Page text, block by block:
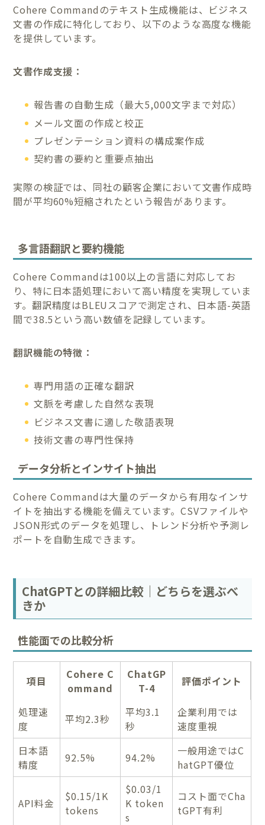
Cohere Commandのテキスト生成機能は、ビジネス
文書の作成に特化しており、以下のような高度な機能
を提供しています。
文書作成支援：
報告書の自動生成（最大5,000文字まで対応）
メール文面の作成と校正
プレゼンテーション資料の構成案作成
契約書の要約と重要点抽出
実際の検証では、同社の顧客企業において文書作成時
間が平均60%短縮されたという報告があります。
多言語翻訳と要約機能
Cohere Commandは100以上の言語に対応してお
り、特に日本語処理において高い精度を実現していま
す。翻訳精度はBLEUスコアで測定され、日本語-英語
間で38.5という高い数値を記録しています。
翻訳機能の特徴：
専門用語の正確な翻訳
文脈を考慮した自然な表現
ビジネス文書に適した敬語表現
技術文書の専門性保持
データ分析とインサイト抽出
Cohere Commandは大量のデータから有用なインサ
イトを抽出する機能を備えています。CSVファイルや
JSON形式のデータを処理し、トレンド分析や予測レ
ポートを自動生成できます。
ChatGPTとの詳細比較｜どちらを選ぶべ
きか
性能面での比較分析
項目
Cohere C
ommand
ChatGP
T-4
評価ポイント
処理速
度
平均2.3秒
平均3.1
秒
企業利用では
速度重視
日本語
精度
92.5% 94.2%
一般用途ではC
hatGPT優位
API料金
$0.15/1K
tokens
$0.03/1
K token
s
コスト面でCha
tGPT有利